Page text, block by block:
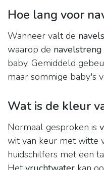
Hoe lang voor
Wanneer valt de
waarop de
baby. Gemiddeld
maar sommige baby's
Wat is de kleur
Normaal gesproken is
wit van keur met witte
huidschilfers met een